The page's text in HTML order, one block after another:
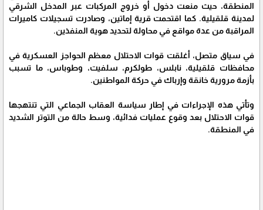
المنطقة، حيث منعت دخول أو خروج المركبات عبر المدخل الشرقي
لمدينة قلقيلية. كما اقتحمت قرية إماتين، وصادرت تسجيلات كاميرات
المراقبة من عدة مواقع في محاولة لتحديد هوية المنفذين.
في سياق متصل، أغلقت قوات الاحتلال معظم الحواجز العسكرية في
محافظات قلقيلية، نابلس، طولكرم، سلفيت، وطوباس، ما تسبب
بأزمة مرورية خانقة وإرباك في حركة المواطنين.
وتأتي هذه الإجراءات في إطار سياسة العقاب الجماعي التي تنتهجها
قوات الاحتلال بعد وقوع عمليات فدائية، وسط حالة من التوتر الشديد
في المنطقة.